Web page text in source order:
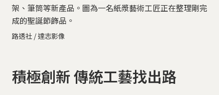
架、筆筒等新產品。圖為一名紙漿藝術工匠正在整理剛完
成的聖誕節飾品。
路透社 / 達志影像
積極創新 傳統工藝找出路